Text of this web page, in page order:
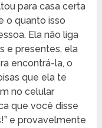
para casa certa
o quanto isso
Ela não liga
e presentes, ela
encontrá-la, o
que ela te
no celular
que você disse
e provavelmente